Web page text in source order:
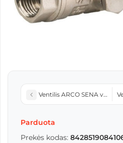
Ventilis ARCO SENA v./v.
Parduota
Prekės kodas: